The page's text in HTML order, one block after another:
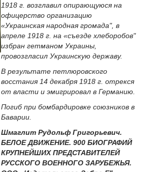
1918 г. возглавил опирающуюся на
офицерство организацию
«Украинская народная громада", в
апреле 1918 г. на «съезде хлеборобов"
избран гетманом Украины,
провозгласил Украинскую державу.
В результате петлюровского
восстания 14 декабря 1918 г. отрекся
от власти и эмигрировал в Германию.
Погиб при бомбардировке союзников в
Баварии.
Шмаглит Рудольф Григорьевич.
БЕЛОЕ ДВИЖЕНИЕ. 900 БИОГРАФИЙ
КРУПНЕЙШИХ ПРЕДСТАВИТЕЛЕЙ
РУССКОГО ВОЕННОГО ЗАРУБЕЖЬЯ.